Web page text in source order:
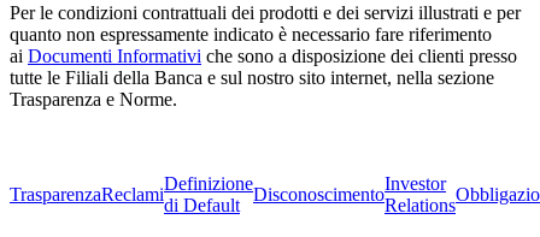
Per le condizioni contrattuali dei prodotti e dei servizi illustrati e per
quanto non espressamente indicato è necessario fare riferimento
ai Documenti Informativi che sono a disposizione dei clienti presso
tutte le Filiali della Banca e sul nostro sito internet, nella sezione
Trasparenza e Norme.
TrasparenzaReclami
Definizione
di Default
Disconoscimento
Investor
Relations